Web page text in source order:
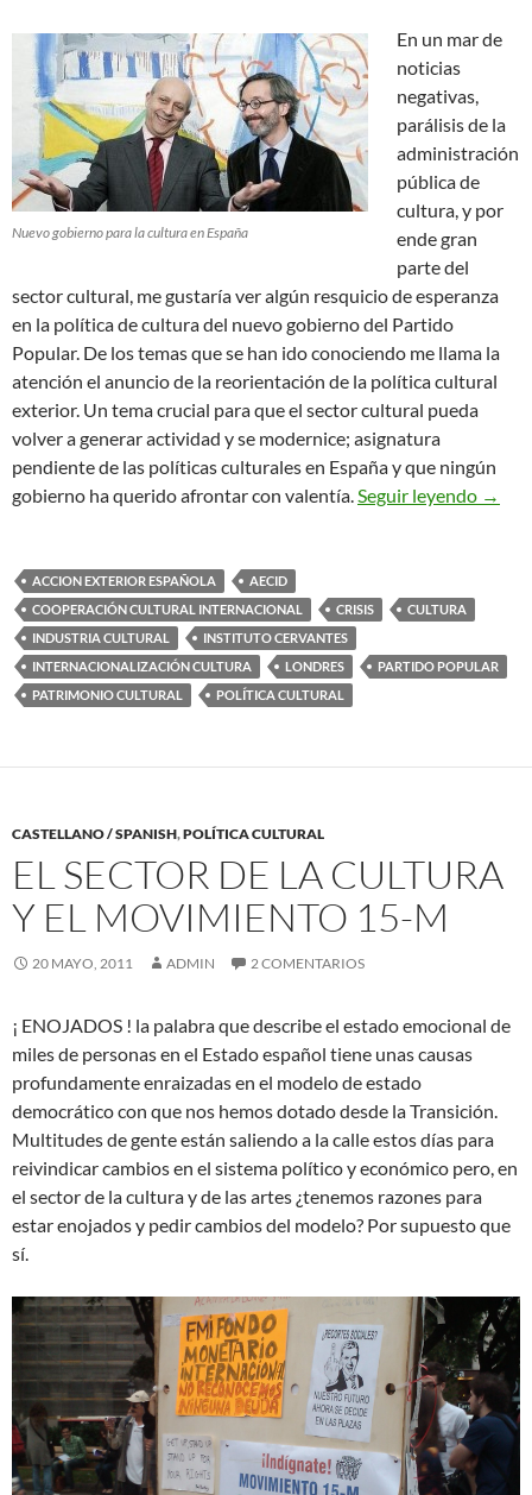
Nuevo gobierno para la cultura en España
En un mar de
noticias
negativas,
parálisis de la
administración
pública de
cultura, y por
ende gran
parte del
sector cultural, me gustaría ver algún resquicio de esperanza
en la política de cultura del nuevo gobierno del Partido
Popular. De los temas que se han ido conociendo me llama la
atención el anuncio de la reorientación de la política cultural
exterior. Un tema crucial para que el sector cultural pueda
volver a generar actividad y se modernice; asignatura
pendiente de las políticas culturales en España y que ningún
gobierno ha querido afrontar con valentía.Seguir leyendo →
ACCION EXTERIOR ESPAÑOLA
AECID
COOPERACIÓN CULTURAL INTERNACIONAL
CRISIS
CULTURA
INDUSTRIA CULTURAL
INSTITUTO CERVANTES
INTERNACIONALIZACIÓN CULTURA
LONDRES
PARTIDO POPULAR
PATRIMONIO CULTURAL
POLÍTICA CULTURAL
CASTELLANO / SPANISH,POLÍTICA CULTURAL
EL SECTOR DE LA CULTURA
Y EL MOVIMIENTO 15-M
20 MAYO, 2011 ADMIN 2 COMENTARIOS
¡ ENOJADOS ! la palabra que describe el estado emocional de
miles de personas en el Estado español tiene unas causas
profundamente enraizadas en el modelo de estado
democrático con que nos hemos dotado desde la Transición.
Multitudes de gente están saliendo a la calle estos días para
reivindicar cambios en el sistema político y económico pero, en
el sector de la cultura y de las artes ¿tenemos razones para
estar enojados y pedir cambios del modelo? Por supuesto que
sí.